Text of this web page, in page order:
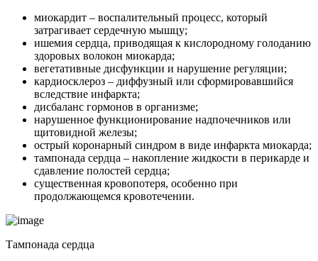
миокардит – воспалительный процесс, который
затрагивает сердечную мышцу;
ишемия сердца, приводящая к кислородному голоданию
здоровых волокон миокарда;
вегетативные дисфункции и нарушение регуляции;
кардиосклероз – диффузный или сформировавшийся
вследствие инфаркта;
дисбаланс гормонов в организме;
нарушенное функционирование надпочечников или
щитовидной железы;
острый коронарный синдром в виде инфаркта миокарда;
тампонада сердца – накопление жидкости в перикарде и
сдавление полостей сердца;
существенная кровопотеря, особенно при
продолжающемся кровотечении.
Тампонада сердца